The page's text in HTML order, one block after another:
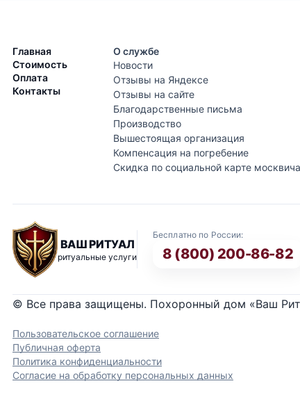
Главная
Стоимость
Оплата
Контакты
О службе
Новости
Отзывы на Яндексе
Отзывы на сайте
Благодарственные письма
Производство
Вышестоящая организация
Компенсация на погребение
Скидка по социальной карте москвича
ВАШ РИТУАЛ
ритуальные услуги
Бесплатно по России:
8 (800) 200-86-82
© Все права защищены. Похоронный дом «Ваш
Пользовательское соглашение
Публичная оферта
Политика конфиденциальности
Согласие на обработку персональных данных